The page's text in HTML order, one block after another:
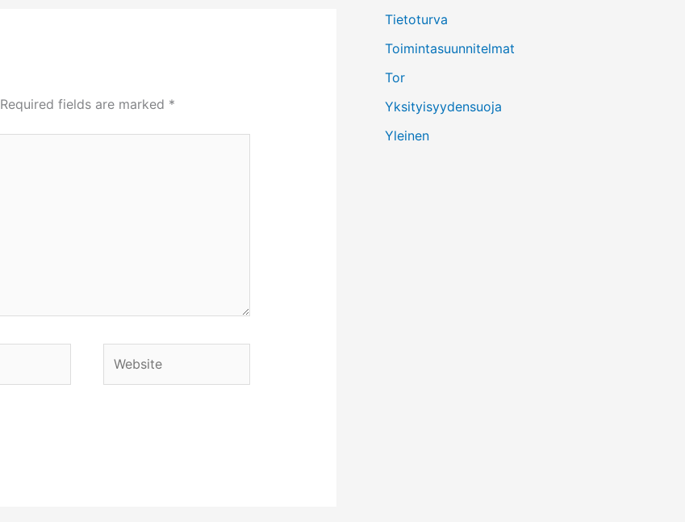
Required fields are marked *
Tietoturva
Toimintasuunnitelmat
Tor
Yksityisyydensuoja
Yleinen